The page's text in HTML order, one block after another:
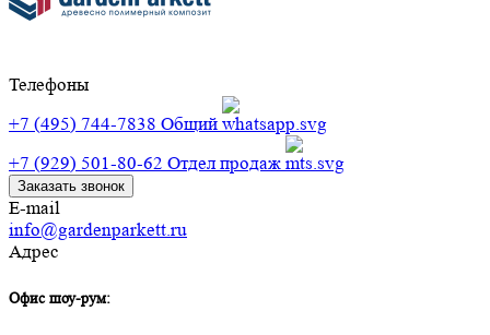
Телефоны
+7 (495) 744-7838 Общий
+7 (929) 501-80-62 Отдел продаж
Заказать звонок
E-mail
info@gardenparkett.ru
Адрес
Офис шоу-рум: